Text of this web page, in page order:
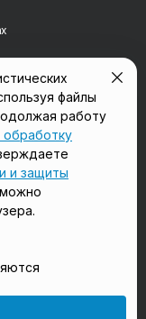
18+
файлы
работу
обработку
и защиты